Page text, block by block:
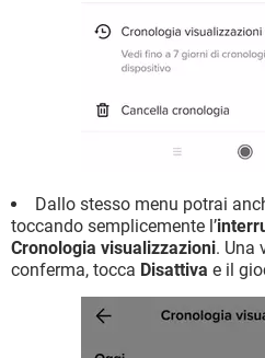
Dallo stesso menu potrai
toccando semplicemente l’
Cronologia visualizzazioni. Una
conferma, tocca Disattiva e il